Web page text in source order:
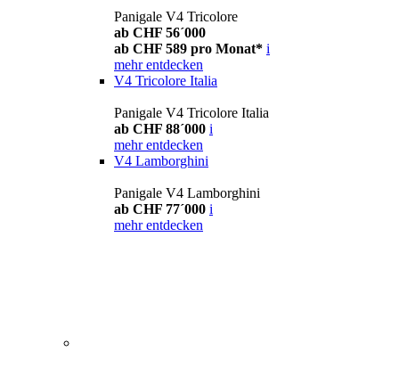
Panigale V4 Tricolore
ab CHF 56´000
ab CHF 589 pro Monat* i
mehr entdecken
V4 Tricolore Italia
Panigale V4 Tricolore Italia
ab CHF 88´000 i
mehr entdecken
V4 Lamborghini
Panigale V4 Lamborghini
ab CHF 77´000 i
mehr entdecken